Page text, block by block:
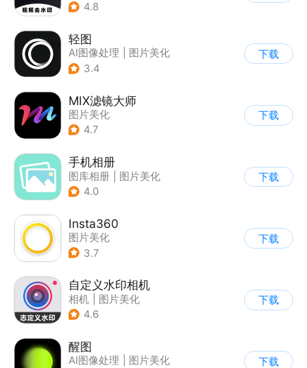
4.8
轻图
AI图像处理
图片美化
3.4
下载
MIX滤镜大师
图片美化
4.7
下载
手机相册
图库相册
图片美化
4.0
下载
Insta360
图片美化
3.7
下载
自定义水印相机
相机
图片美化
4.6
下载
醒图
AI图像处理
图片美化
下载